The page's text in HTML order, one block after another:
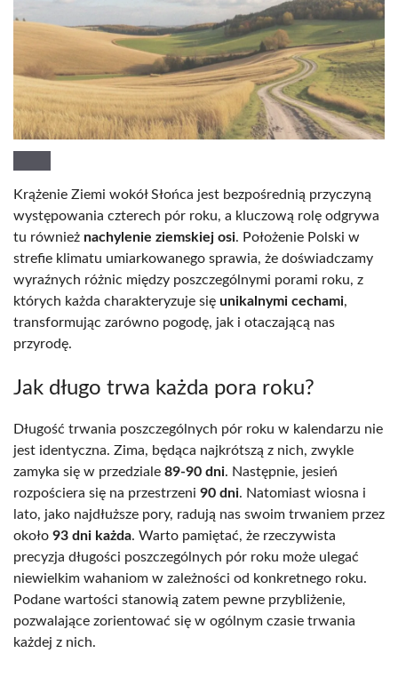
Krążenie Ziemi wokół Słońca jest bezpośrednią przyczyną
występowania czterech pór roku, a kluczową rolę odgrywa
tu również nachylenie ziemskiej osi. Położenie Polski w
strefie klimatu umiarkowanego sprawia, że doświadczamy
wyraźnych różnic między poszczególnymi porami roku, z
których każda charakteryzuje się unikalnymi cechami,
transformując zarówno pogodę, jak i otaczającą nas
przyrodę.
Jak długo trwa każda pora roku?
Długość trwania poszczególnych pór roku w kalendarzu nie
jest identyczna. Zima, będąca najkrótszą z nich, zwykle
zamyka się w przedziale 89-90 dni. Następnie, jesień
rozpościera się na przestrzeni 90 dni. Natomiast wiosna i
lato, jako najdłuższe pory, radują nas swoim trwaniem przez
około 93 dni każda. Warto pamiętać, że rzeczywista
precyzja długości poszczególnych pór roku może ulegać
niewielkim wahaniom w zależności od konkretnego roku.
Podane wartości stanowią zatem pewne przybliżenie,
pozwalające zorientować się w ogólnym czasie trwania
każdej z nich.